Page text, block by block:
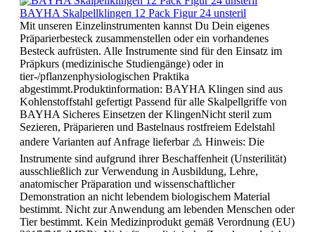
BAYHA Skalpellklingen 12 Pack Figur 24 unsteril
Mit unseren Einzelinstrumenten kannst Du Dein eigenes
Präparierbesteck zusammenstellen oder ein vorhandenes
Besteck aufrüsten. Alle Instrumente sind für den Einsatz im
Präpkurs (medizinische Studiengänge) oder in
tier-/pflanzenphysiologischen Praktika
abgestimmt.Produktinformation: BAYHA Klingen sind aus
Kohlenstoffstahl gefertigt Passend für alle Skalpellgriffe von
BAYHA Sicheres Einsetzen der KlingenNicht steril zum
Sezieren, Präparieren und Bastelnaus rostfreiem Edelstahl
andere Varianten auf Anfrage lieferbar ⚠️ Hinweis: Die
Instrumente sind aufgrund ihrer Beschaffenheit (Unsterilität)
ausschließlich zur Verwendung in Ausbildung, Lehre,
anatomischer Präparation und wissenschaftlicher
Demonstration an nicht lebendem biologischem Material
bestimmt. Nicht zur Anwendung am lebenden Menschen oder
Tier bestimmt. Kein Medizinprodukt gemäß Verordnung (EU)